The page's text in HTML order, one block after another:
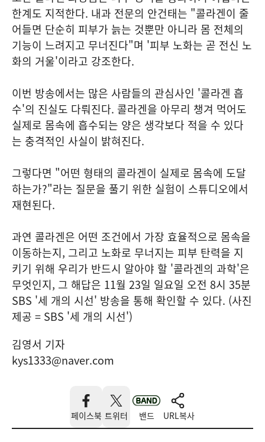
한계도 지적한다. 내과 전문의 안건태는 "콜라겐이 줄
어들면 단순히 피부가 늙는 것뿐만 아니라 몸 전체의
기능이 느려지고 무너진다"며 '피부 노화는 곧 전신 노
화의 거울'이라고 강조한다.
이번 방송에서는 많은 사람들의 관심사인 '콜라겐 흡
수'의 진실도 다뤄진다. 콜라겐을 아무리 챙겨 먹어도
실제로 몸속에 흡수되는 양은 생각보다 적을 수 있다
는 충격적인 사실이 밝혀진다.
그렇다면 "어떤 형태의 콜라겐이 실제로 몸속에 도달
하는가?"라는 질문을 풀기 위한 실험이 스튜디오에서
재현된다.
과연 콜라겐은 어떤 조건에서 가장 효율적으로 몸속을
이동하는지, 그리고 노화로 무너지는 피부 탄력을 지
키기 위해 우리가 반드시 알아야 할 '콜라겐의 과학'은
무엇인지, 그 해답은 11월 23일 일요일 오전 8시 35분
SBS '세 개의 시선' 방송을 통해 확인할 수 있다. (사진
제공 = SBS '세 개의 시선')
김영서 기자
kys1333@naver.com
페이스북 트위터 밴드 URL복사